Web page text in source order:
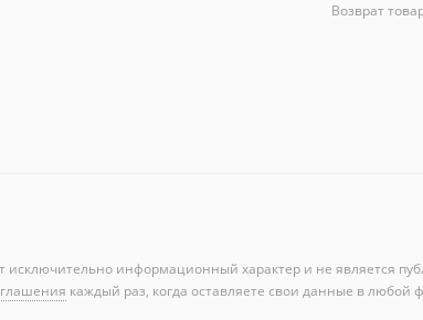
Возврат
информационный характер и не является
каждый раз, когда оставляете свои данные в любой